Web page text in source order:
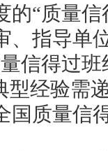
的“质量
、指导单
信得过
型经验需
国质量信